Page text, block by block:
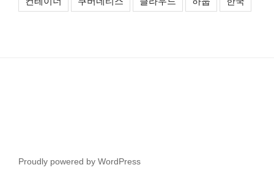
Proudly powered by WordPress